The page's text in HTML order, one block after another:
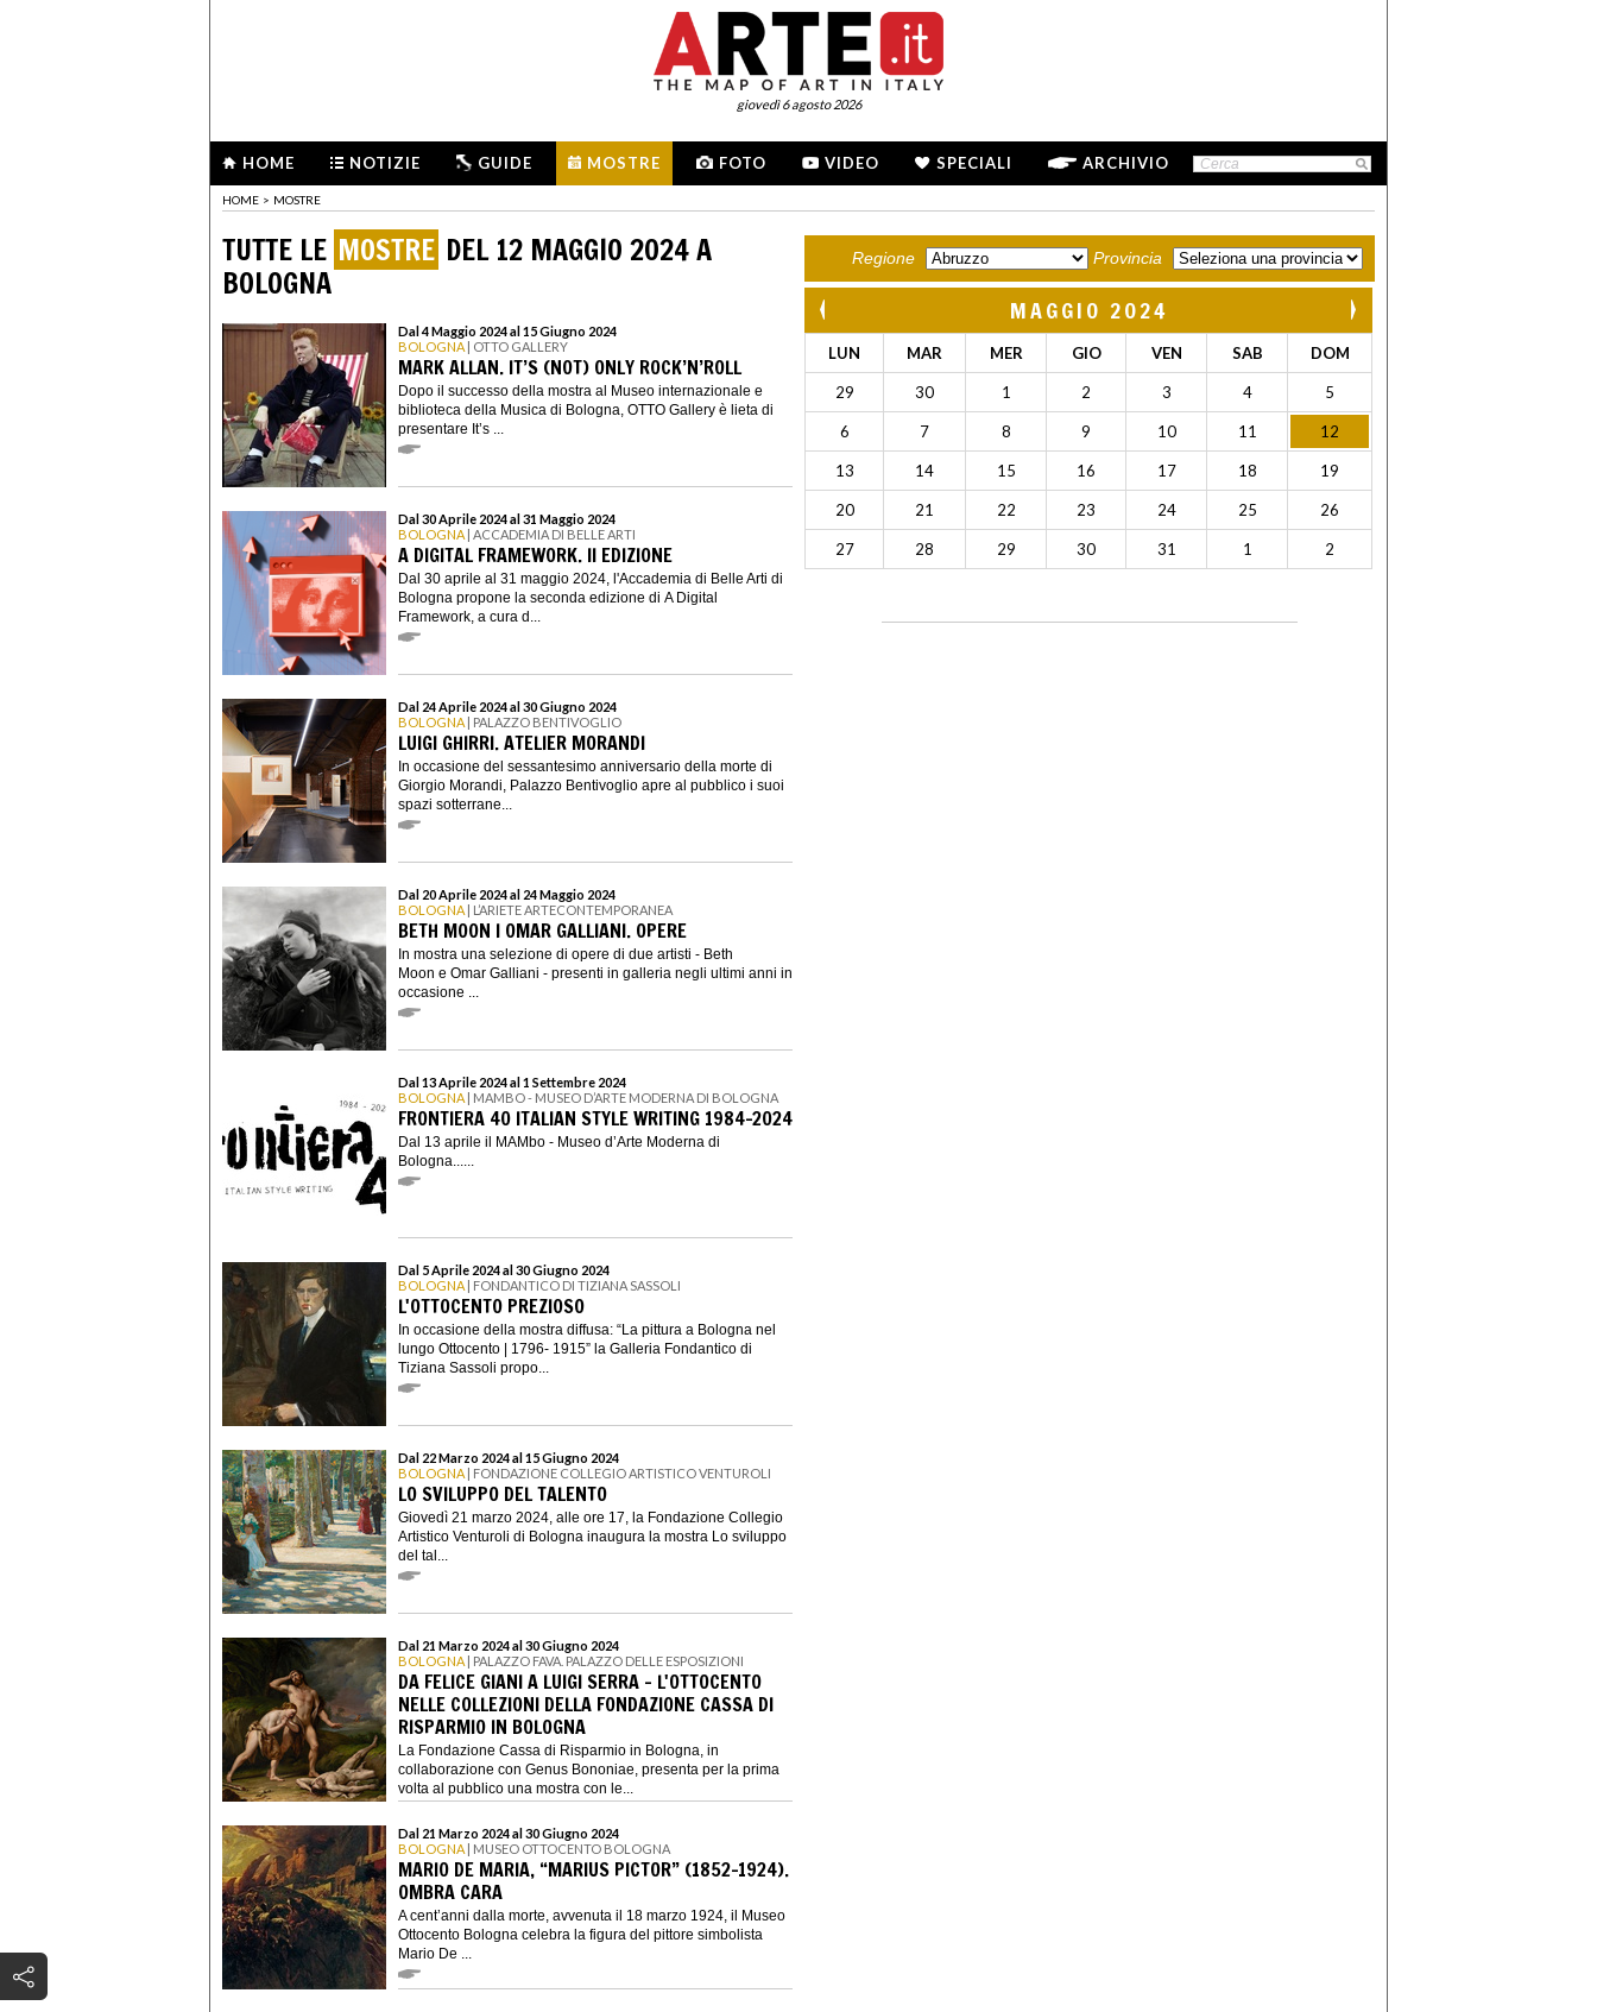
giovedì 6 agosto 2026
HOME NOTIZIE GUIDE MOSTRE FOTO VIDEO SPECIALI ARCHIVIO
HOME > MOSTRE
TUTTE LE MOSTRE DEL 12 MAGGIO 2024 A
BOLOGNA
Dal 4 Maggio 2024 al 15 Giugno 2024
BOLOGNA | OTTO GALLERY
MARK ALLAN. IT’S (NOT) ONLY ROCK’N’ROLL
Dopo il successo della mostra al Museo internazionale e
biblioteca della Musica di Bologna, OTTO Gallery è lieta di
presentare It’s ...
Dal 30 Aprile 2024 al 31 Maggio 2024
BOLOGNA | ACCADEMIA DI BELLE ARTI
A DIGITAL FRAMEWORK. II EDIZIONE
Dal 30 aprile al 31 maggio 2024, l'Accademia di Belle Arti di
Bologna propone la seconda edizione di A Digital
Framework, a cura d...
Dal 24 Aprile 2024 al 30 Giugno 2024
BOLOGNA | PALAZZO BENTIVOGLIO
LUIGI GHIRRI. ATELIER MORANDI
In occasione del sessantesimo anniversario della morte di
Giorgio Morandi, Palazzo Bentivoglio apre al pubblico i suoi
spazi sotterrane...
Dal 20 Aprile 2024 al 24 Maggio 2024
BOLOGNA | L’ARIETE ARTECONTEMPORANEA
BETH MOON I OMAR GALLIANI. OPERE
In mostra una selezione di opere di due artisti - Beth
Moon e Omar Galliani - presenti in galleria negli ultimi anni in
occasione ...
Dal 13 Aprile 2024 al 1 Settembre 2024
BOLOGNA | MAMBO - MUSEO D’ARTE MODERNA DI BOLOGNA
FRONTIERA 40 ITALIAN STYLE WRITING 1984-2024
Dal 13 aprile il MAMbo - Museo d’Arte Moderna di
Bologna......
Dal 5 Aprile 2024 al 30 Giugno 2024
BOLOGNA | FONDANTICO DI TIZIANA SASSOLI
L'OTTOCENTO PREZIOSO
In occasione della mostra diffusa: “La pittura a Bologna nel
lungo Ottocento | 1796- 1915” la Galleria Fondantico di
Tiziana Sassoli propo...
Dal 22 Marzo 2024 al 15 Giugno 2024
BOLOGNA | FONDAZIONE COLLEGIO ARTISTICO VENTUROLI
LO SVILUPPO DEL TALENTO
Giovedì 21 marzo 2024, alle ore 17, la Fondazione Collegio
Artistico Venturoli di Bologna inaugura la mostra Lo sviluppo
del tal...
Dal 21 Marzo 2024 al 30 Giugno 2024
BOLOGNA | PALAZZO FAVA. PALAZZO DELLE ESPOSIZIONI
DA FELICE GIANI A LUIGI SERRA – L'OTTOCENTO
NELLE COLLEZIONI DELLA FONDAZIONE CASSA DI
RISPARMIO IN BOLOGNA
La Fondazione Cassa di Risparmio in Bologna, in
collaborazione con Genus Bononiae, presenta per la prima
volta al pubblico una mostra con le...
Dal 21 Marzo 2024 al 30 Giugno 2024
BOLOGNA | MUSEO OTTOCENTO BOLOGNA
MARIO DE MARIA, “MARIUS PICTOR” (1852-1924).
OMBRA CARA
A cent’anni dalla morte, avvenuta il 18 marzo 1924, il Museo
Ottocento Bologna celebra la figura del pittore simbolista
Mario De ...
Regione Provincia
MAGGIO 2024
LUN MAR MER GIO VEN SAB DOM
29 30 1 2 3 4 5
6 7 8 9 10 11 12
13 14 15 16 17 18 19
20 21 22 23 24 25 26
27 28 29 30 31 1 2